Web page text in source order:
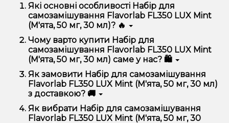
Які основні особливості Набір для
самозамішування Flavorlab FL350 LUX Mint
(М'ята, 50 мг, 30 мл)? 🔥
Набір для самозамішування Flavorlab FL350 LUX
Mint (М'ята, 50 мг, 30 мл) відрізняється високою
якістю, зручністю використання та надійністю.
Чому варто купити Набір для
самозамішування Flavorlab FL350 LUX Mint
(М'ята, 50 мг, 30 мл) саме у нас? 🛍️
Ми пропонуємо тільки оригінальну продукцію,
широкий асортимент, вигідні ціни та швидку
доставку. Крім того, у нас регулярні акції та знижки
для клієнтів!
Як замовити Набір для самозамішування
Flavorlab FL350 LUX Mint (М'ята, 50 мг, 30 мл)
з доставкою? 🚚
Оформити замовлення можна в кілька кліків:
Додайте Набір для самозамішування Flavorlab
Як вибрати Набір для самозамішування
Flavorlab FL350 LUX Mint (М'ята, 50 мг, 30